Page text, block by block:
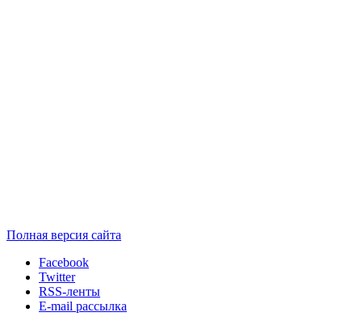
Полная версия сайта
Facebook
Twitter
RSS-ленты
E-mail рассылка